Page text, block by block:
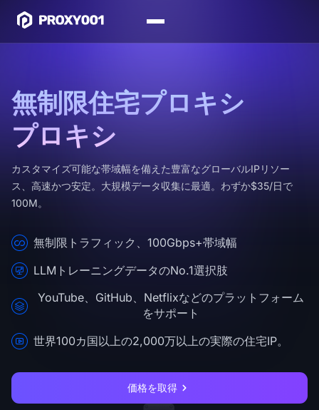
無制限住宅プロキシ
プロキシ
カスタマイズ可能な帯域幅を備えた豊富なグローバルIPリソー
ス、高速かつ安定。大規模データ収集に最適。わずか$35/日で
100M。
無制限トラフィック、100Gbps+帯域幅
LLMトレーニングデータのNo.1選択肢
YouTube、GitHub、Netflixなどのプラットフォーム
をサポート
世界100カ国以上の2,000万以上の実際の住宅IP。
価格を取得